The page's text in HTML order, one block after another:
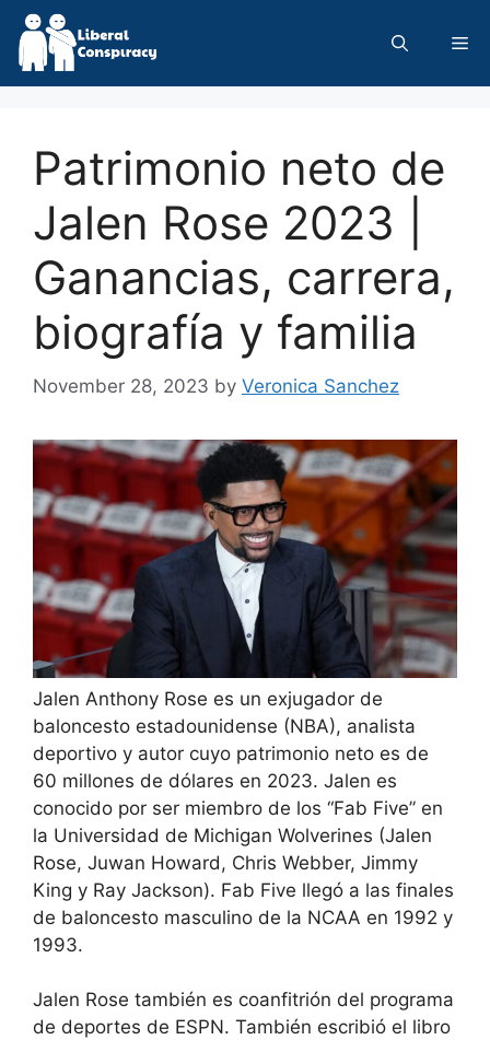
Skip
content
Patrimonio neto de
Jalen Rose 2023 |
Ganancias, carrera,
biografía y familia
November 28, 2023 by Veronica Sanchez
Jalen Anthony Rose es un exjugador de
baloncesto estadounidense (NBA), analista
deportivo y autor cuyo patrimonio neto es de
60 millones de dólares en 2023. Jalen es
conocido por ser miembro de los “Fab Five” en
la Universidad de Michigan Wolverines (Jalen
Rose, Juwan Howard, Chris Webber, Jimmy
King y Ray Jackson). Fab Five llegó a las finales
de baloncesto masculino de la NCAA en 1992 y
1993.
Jalen Rose también es coanfitrión del programa
de deportes de ESPN. También escribió el libro